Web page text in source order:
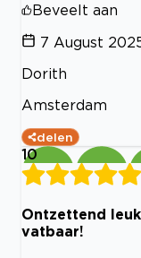
Beveelt aan
7 August
Dorith
Amsterdam
delen
10
Ontzettend
vatbaar!